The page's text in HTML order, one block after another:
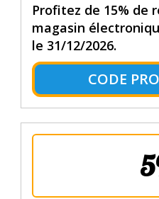
Profitez de 15% de
magasin
le 31/12/2026.
CODE